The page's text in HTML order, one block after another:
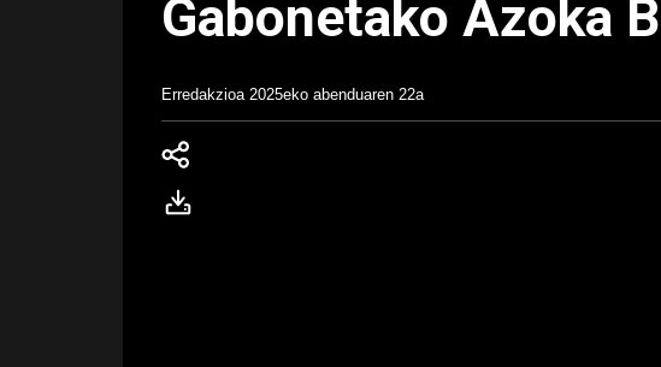
Gabonetako Azoka
Erredakzioa 2025eko abenduaren 22a